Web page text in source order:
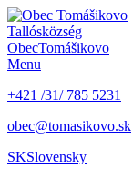
Tallósközség
ObecTomášikovo
Menu
+421 /31/ 785 5231
obec@tomasikovo.sk
SKSlovensky